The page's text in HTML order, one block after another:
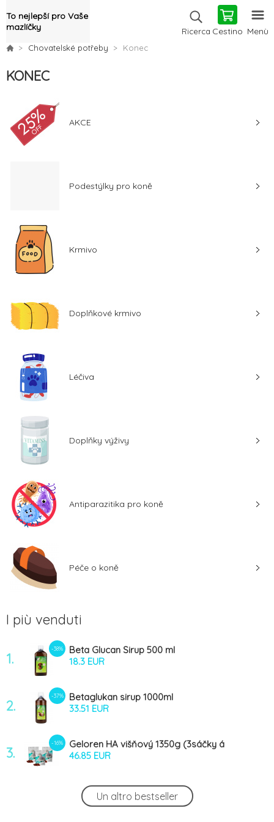
To nejlepší pro Vaše
mazlíčky
Ricerca Cestino Menù
Chovatelské potřeby Konec
KONEC
AKCE
Podestýlky pro koně
Krmivo
Doplňkové krmivo
Léčiva
Doplňky výživy
Antiparazitika pro koně
Péče o koně
I più venduti
1.
-38%
Beta Glucan Sirup 500 ml
18.3 EUR
2.
-37%
Betaglukan sirup 1000ml
33.51 EUR
3.
-16%
Geloren HA višňový 1350g (3sáčky á
450g)
46.85 EUR
Alavis MSM pro koně plv 600g
32.99 EUR
Un altro bestseller